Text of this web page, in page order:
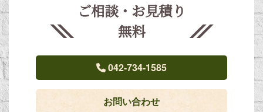
ご相談・お見積り
無料
042-734-1585
お問い合わせ